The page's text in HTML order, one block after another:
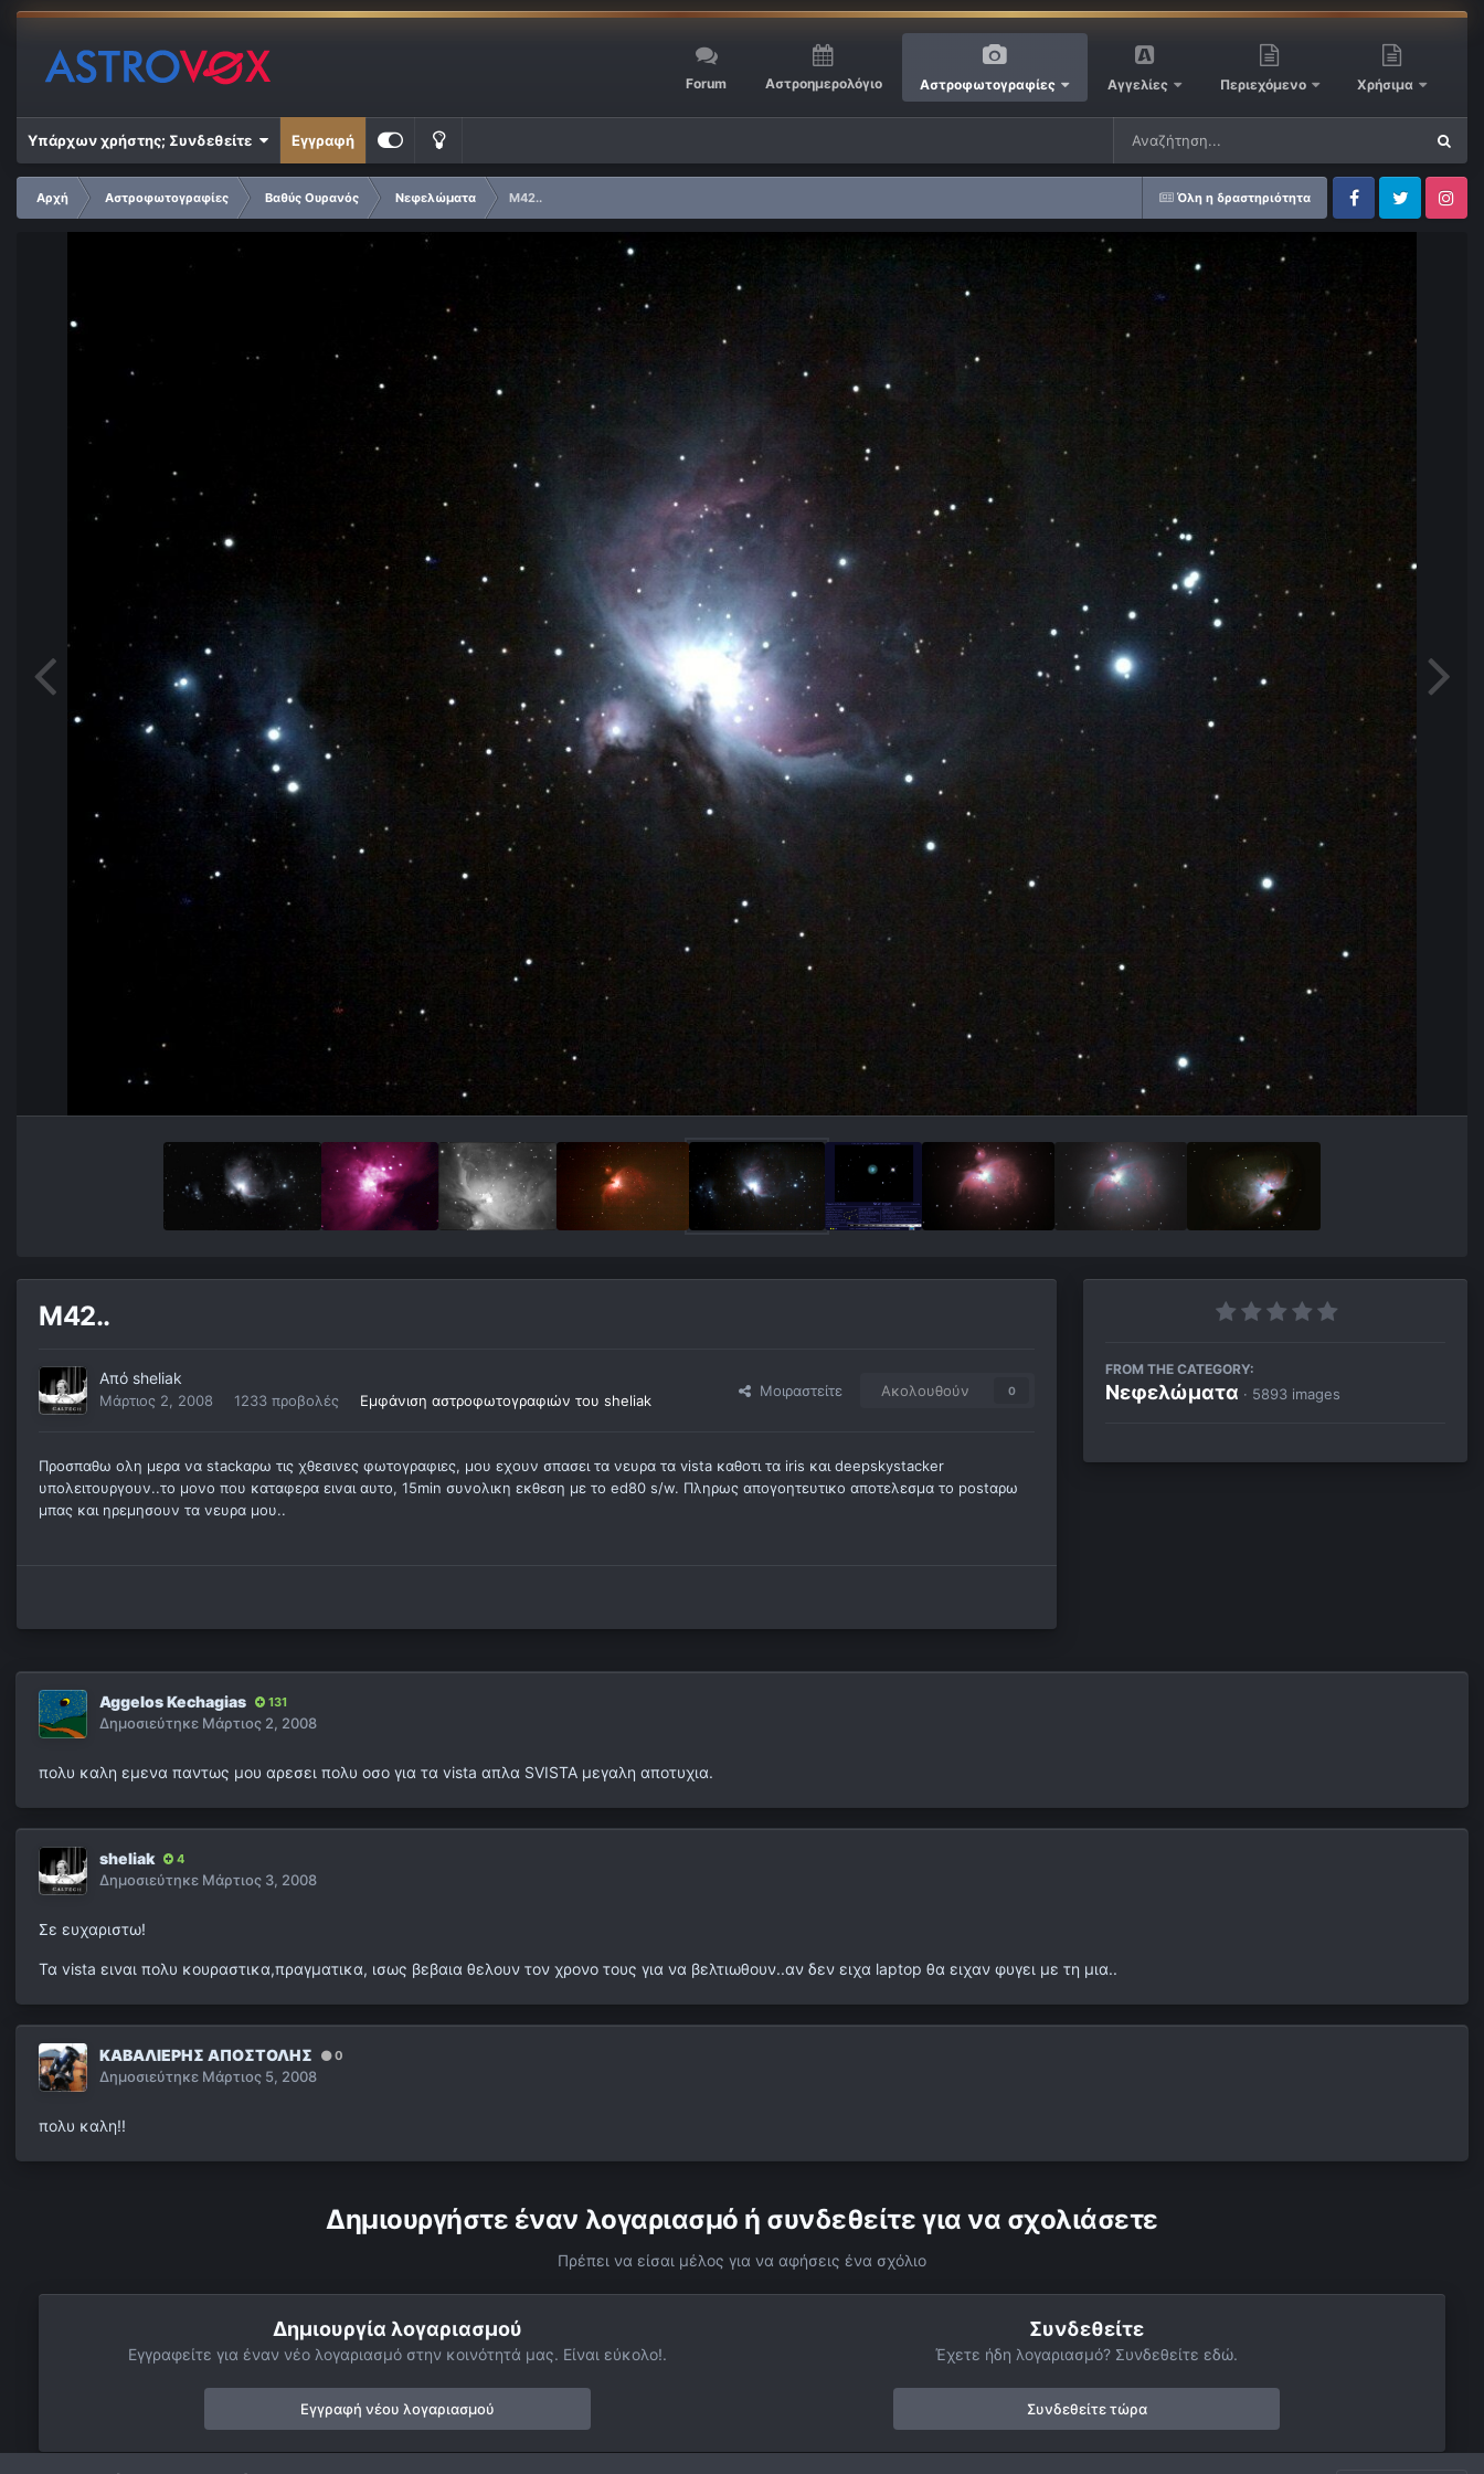
Forum Αστροημερολόγιο Αστροφωτογραφίες Αγγελίες Περιεχόμενο Χρήσιμα
Υπάρχων χρήστης; Συνδεθείτε Εγγραφή
Όλη η δραστηριότητα
Αρχή Αστροφωτογραφίες Βαθύς Ουρανός Νεφελώματα
M42..
FacebookTwitter Instagram
M42..
Από sheliak
Μάρτιος 2, 2008 1233 προβολές Εμφάνιση αστροφωτογραφιών του sheliak
Μοιραστείτε Ακολουθούν 0
Προσπαθω ολη μερα να stackαρω τις χθεσινες φωτογραφιες, μου εχουν σπασει τα νευρα τα vista καθοτι τα iris και deepskystacker
υπολειτουργουν..το μονο που καταφερα ειναι αυτο, 15min συνολικη εκθεση με το ed80 s/w. Πληρως απογοητευτικο αποτελεσμα το postαρω
μπας και ηρεμησουν τα νευρα μου..
FROM THE CATEGORY:
Νεφελώματα · 5893 images
Aggelos Kechagias 131
Δημοσιεύτηκε Μάρτιος 2, 2008
πολυ καλη εμενα παντως μου αρεσει πολυ οσο για τα vista απλα SVISTA μεγαλη αποτυχια.
sheliak 4
Δημοσιεύτηκε Μάρτιος 3, 2008
Σε ευχαριστω!
Τα vista ειναι πολυ κουραστικα,πραγματικα, ισως βεβαια θελουν τον χρονο τους για να βελτιωθουν..αν δεν ειχα laptop θα ειχαν φυγει με τη μια..
ΚΑΒΑΛΙΕΡΗΣ ΑΠΟΣΤΟΛΗΣ 0
Δημοσιεύτηκε Μάρτιος 5, 2008
πολυ καλη!!
Δημιουργήστε έναν λογαριασμό ή συνδεθείτε για να σχολιάσετε
Πρέπει να είσαι μέλος για να αφήσεις ένα σχόλιο
Δημιουργία λογαριασμού
Εγγραφείτε για έναν νέο λογαριασμό στην κοινότητά μας. Είναι εύκολο!.
Εγγραφή νέου λογαριασμού
Συνδεθείτε
Έχετε ήδη λογαριασμό? Συνδεθείτε εδώ.
Συνδεθείτε τώρα